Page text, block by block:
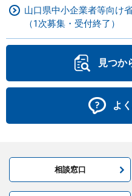
山口県中小企業者等向け
（1次募集・受付終了）
見つか
よ
相談窓口